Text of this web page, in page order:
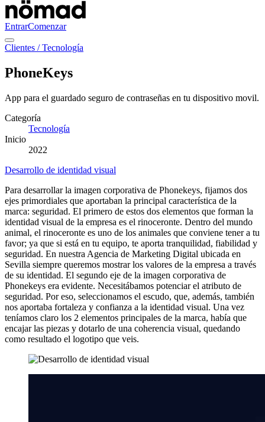
EntrarComenzar
Clientes /Tecnología
PhoneKeys
App para el guardado seguro de contraseñas en tu dispositivo movil.
Categoría
Tecnología
Inicio
2022
Desarrollo de identidad visual
Para desarrollar la imagen corporativa de Phonekeys, fijamos dos
ejes primordiales que aportaban la principal característica de la
marca: seguridad. El primero de estos dos elementos que forman la
identidad visual de la empresa es el rinoceronte. Dentro del mundo
animal, el rinoceronte es uno de los animales que conviene tener a tu
favor; ya que si está en tu equipo, te aporta tranquilidad, fiabilidad y
seguridad. En nuestra Agencia de Marketing Digital ubicada en
Sevilla siempre queremos mostrar los valores de la empresa a través
de su identidad. El segundo eje de la imagen corporativa de
Phonekeys era evidente. Necesitábamos potenciar el atributo de
seguridad. Por eso, seleccionamos el escudo, que, además, también
nos aportaba fortaleza y confianza a la identidad visual. Una vez
teníamos claro los 2 elementos principales de la marca, había que
encajar las piezas y dotarlo de una coherencia visual, quedando
como resultado el logotipo que veis.